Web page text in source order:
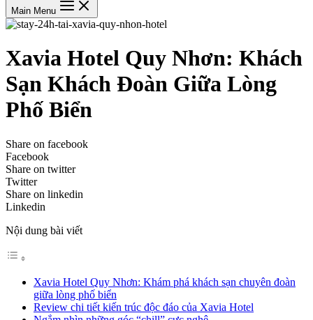
Main Menu
Xavia Hotel Quy Nhơn: Khách
Sạn Khách Đoàn Giữa Lòng
Phố Biển
Share on facebook
Facebook
Share on twitter
Twitter
Share on linkedin
Linkedin
Nội dung bài viết
Xavia Hotel Quy Nhơn: Khám phá khách sạn chuyên đoàn
giữa lòng phố biển
Review chi tiết kiến trúc độc đáo của Xavia Hotel